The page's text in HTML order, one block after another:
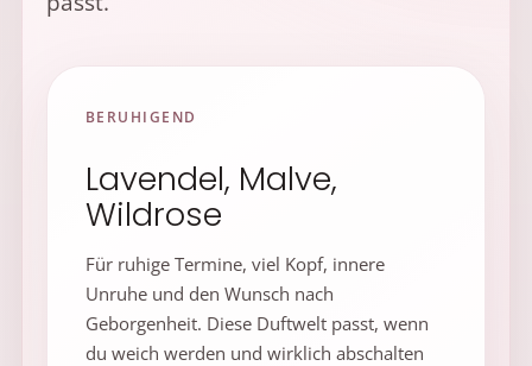
BERUHIGEND
Lavendel, Malve,
Wildrose
Für ruhige Termine, viel Kopf, innere
Unruhe und den Wunsch nach
Geborgenheit. Diese Duftwelt passt, wenn
du weich werden und wirklich abschalten